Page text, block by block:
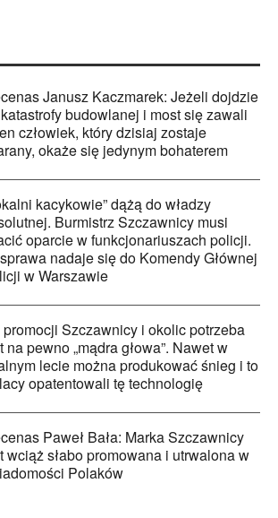
Janusz Kaczmarek: Jeżeli dojdzie
budowlanej i most się zawali
człowiek, który dzisiaj zostaje
okaże się jedynym bohaterem
kacykowie” dążą do władzy
Burmistrz Szczawnicy musi
oparcie w funkcjonariuszach policji.
nadaje się do Komendy Głównej
w Warszawie
promocji Szczawnicy i okolic potrzeba
na pewno „mądra głowa”. Nawet w
lecie można produkować śnieg i to
opatentowali tę technologię
Paweł Bała: Marka Szczawnicy
wciąż słabo promowana i utrwalona w
Polaków